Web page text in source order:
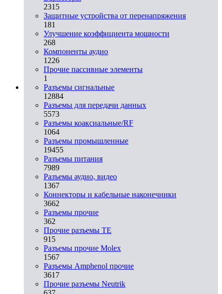
2315
Защитные устройства от перенапряжения
181
Улучшение коэффициента мощности
268
Компоненты аудио
1226
Прочие пассивные элементы
1
Разъeмы сигнальные
12884
Разъeмы для передачи данных
5573
Разъeмы коаксиальные/RF
1064
Разъeмы промышленные
19455
Разъeмы питания
7989
Разъeмы аудио, видео
1367
Коннекторы и кабельные наконечники
3662
Разъeмы прочие
362
Прочие разъемы TE
915
Разъемы прочие Molex
1567
Разъемы Amphenol прочие
3617
Прочие разъемы Neutrik